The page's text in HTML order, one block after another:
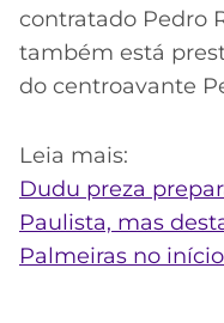
contratado Pedro
também está
do centroavante
Leia mais:
Dudu preza
Paulista, mas
Palmeiras no